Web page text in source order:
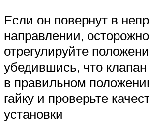
Если он повернут в
направлении, осторожно
отрегулируйте
убедившись, что
в правильном
гайку и проверьте
установки